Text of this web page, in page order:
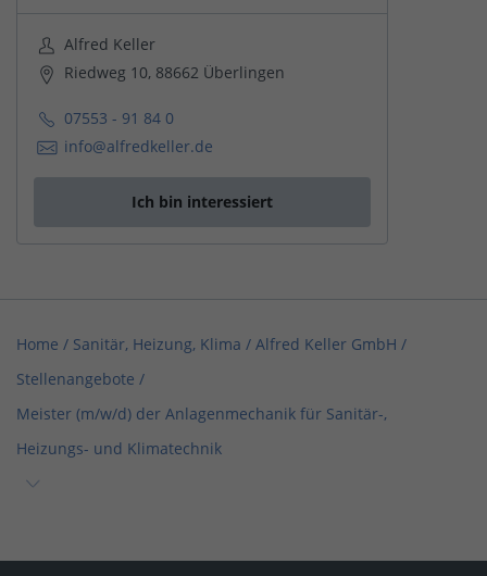
Alfred Keller
Riedweg 10, 88662 Überlingen
07553 - 91 84 0
info@alfredkeller.de
Ich bin interessiert
Home / Sanitär, Heizung, Klima / Alfred Keller GmbH /
Stellenangebote /
Meister (m/w/d) der Anlagenmechanik für Sanitär-,
Heizungs- und Klimatechnik
Alfred Keller GmbH / Stellenangebote /